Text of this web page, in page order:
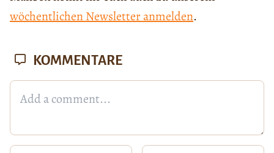
wöchentlichen Newsletter anmelden.
KOMMENTARE